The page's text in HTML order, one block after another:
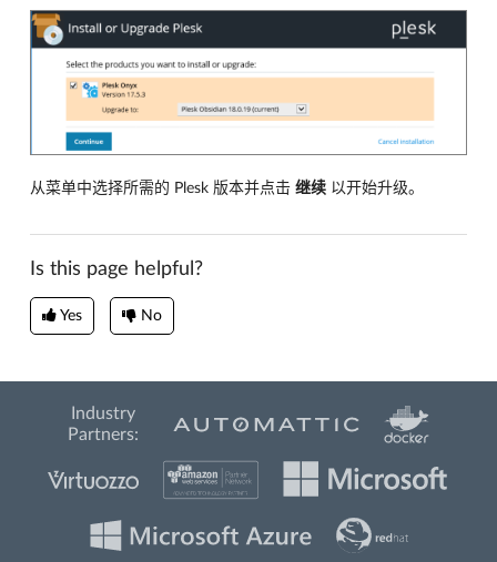
从菜单中选择所需的 Plesk 版本并点击 继续 以开始升级。
Is this page helpful?
Yes No
Industry
Partners: